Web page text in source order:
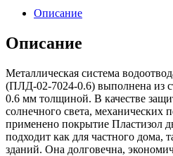
Престиж
Колено
сливное
RAL7024
графит
Описание
Описание
Металлическая система
(ПЛД-02-7024-0.6) выполнена из
0.6 мм толщиной. В качестве
солнечного света, механических
применено покрытие Пластизол
подходит как для частного дома,
зданий. Она долговечна,